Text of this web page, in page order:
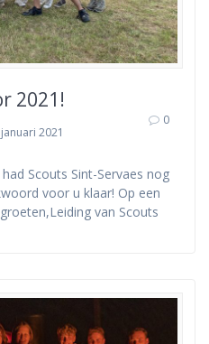
2021!
2021
0
Scouts Sint-Servaes nog
voor u klaar! Op een
van Scouts